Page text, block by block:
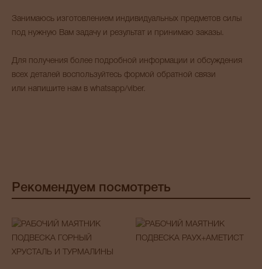
Занимаюсь изготовлением индивидуальных предметов силы
под нужную Вам задачу и результат и принимаю заказы.
Для получения более подробной информации и обсуждения
всех деталей воспользуйтесь формой обратной связи
или напишите нам в whatsapp/viber.
Рекомендуем посмотреть